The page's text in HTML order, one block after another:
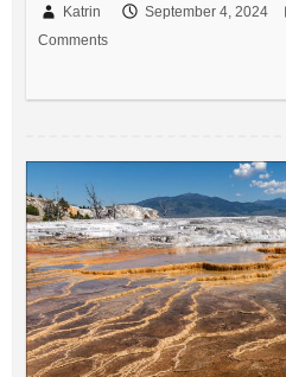
Katrin September 4, 2024
Comments